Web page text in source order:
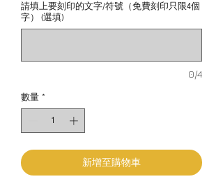
請填上要刻印的文字/符號（免費刻印只限4個
字） (選填)
0/4
數量 *
新增至購物車